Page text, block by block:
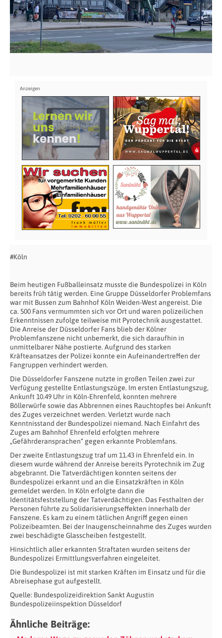
#Köln
Beim heutigen Fußballeinsatz musste die Bundespolizei in Köln
bereits früh tätig werden. Eine Gruppe Düsseldorfer Problemfans
war mit Bussen zum Bahnhof Köln Weiden-West angereist. Die
ca. 500 Fans vermummten sich vor Ort und waren polizeilichen
Erkenntnissen zufolge teilweise mit Pyrotechnik ausgestattet.
Die Anreise der Düsseldorfer Fans blieb der Kölner
Problemfanszene nicht unbemerkt, die sich daraufhin in
unmittelbarer Nähe postierte. Aufgrund des starken
Kräfteansatzes der Polizei konnte ein Aufeinandertreffen der
Fangruppen verhindert werden.
Die Düsseldorfer Fanszene nutzte in großen Teilen zwei zur
Verfügung gestellte Entlastungszüge. Im ersten Entlastungszug,
Ankunft 10.49 Uhr in Köln-Ehrenfeld, konnten mehrere
Böllerwürfe sowie das Abbrennen eines Rauchtopfes bei Ankunft
des Zuges verzeichnet werden. Verletzt wurde nach
Kenntnisstand der Bundespolizei niemand. Nach Einfahrt des
Zuges am Bahnhof Ehrenfeld erfolgten mehrere
„Gefährderansprachen“ gegen erkannte Problemfans.
Der zweite Entlastungszug traf um 11.43 in Ehrenfeld ein. In
diesem wurde während der Anreise bereits Pyrotechnik im Zug
abgebrannt. Die Tatverdächtigen konnten seitens der
Bundespolizei erkannt und an die Einsatzkräften in Köln
gemeldet werden. In Köln erfolgte dann die
Identitätsfeststellung der Tatverdächtigen. Das Festhalten der
Personen führte zu Solidarisierungseffekten innerhalb der
Fanszene. Es kam zu einem tätlichen Angriff gegen einen
Polizeibeamten. Bei der Inaugenscheinnahme des Zuges wurden
zwei beschädigte Glasscheiben festgestellt.
Hinsichtlich aller erkannten Straftaten wurden seitens der
Bundespolizei Ermittlungsverfahren eingeleitet.
Die Bundespolizei ist mit starken Kräften im Einsatz und für die
Abreisephase gut aufgestellt.
Quelle: Bundespolizeidirektion Sankt Augustin
Bundespolizeiinspektion Düsseldorf
Ähnliche Beiträge: